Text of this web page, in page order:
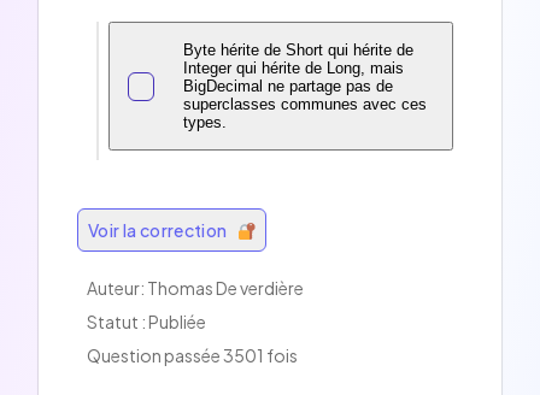
Byte hérite de Short qui hérite de
Integer qui hérite de Long, mais
BigDecimal ne partage pas de
superclasses communes avec ces
types.
Voir la correction
Auteur: Thomas De verdière
Statut : Publiée
Question passée 3501 fois